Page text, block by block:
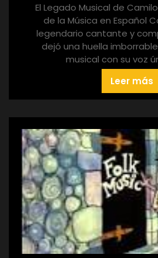
El Legado Musical de
de la Música en Español
legendario cantante y
dejó una huella
musical con su voz
Leer más